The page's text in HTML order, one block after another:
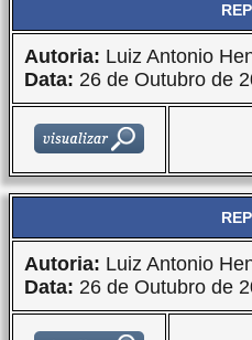
Autoria: Luiz Antonio
Data: 26 de Outubro de
Autoria: Luiz Antonio
Data: 26 de Outubro de